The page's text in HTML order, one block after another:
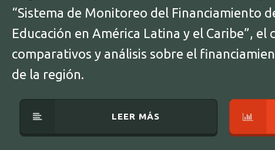
“Sistema de Monitoreo del Financiamiento
Educación en América Latina y el Caribe”, el
comparativos y análisis sobre el
de la región.
LEER MÁS